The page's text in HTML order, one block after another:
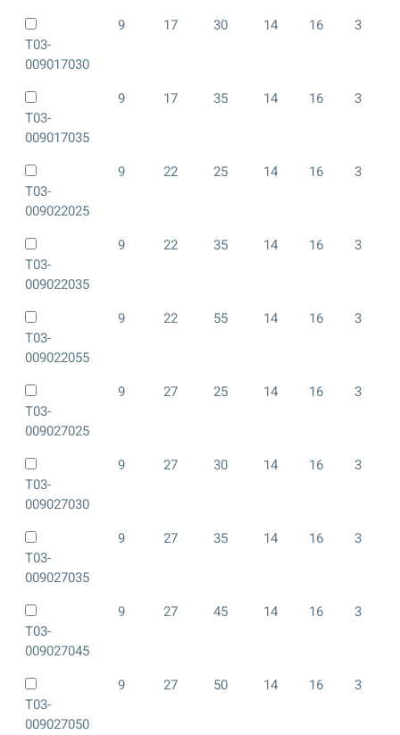
T03-
009017030
9 17 30 14 16 3
T03-
009017035
9 17 35 14 16 3
T03-
009022025
9 22 25 14 16 3
T03-
009022035
9 22 35 14 16 3
T03-
009022055
9 22 55 14 16 3
T03-
009027025
9 27 25 14 16 3
T03-
009027030
9 27 30 14 16 3
T03-
009027035
9 27 35 14 16 3
T03-
009027045
9 27 45 14 16 3
T03-
009027050
9 27 50 14 16 3